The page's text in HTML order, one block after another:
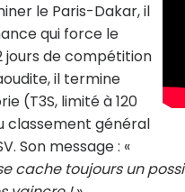
le Paris-Dakar, il
qui force le
jours de compétition
il termine
(T3S, limité à 120
classement général
Son message : «
cache toujours un